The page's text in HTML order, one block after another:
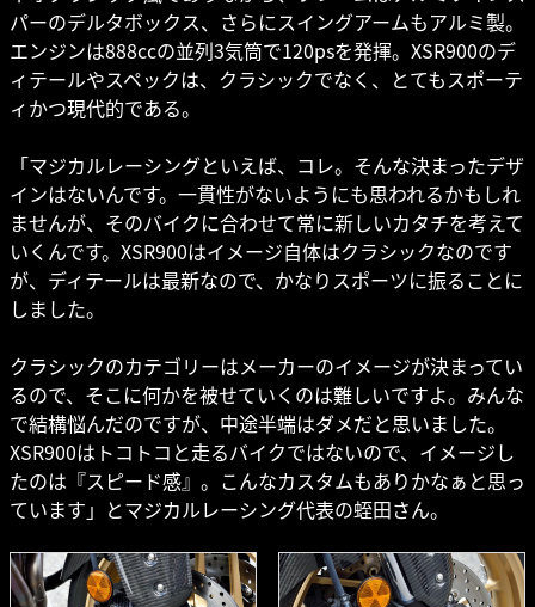
パーのデルタボックス、さらにスイングアームもアルミ製。
エンジンは888ccの並列3気筒で120psを発揮。XSR900のデ
ィテールやスペックは、クラシックでなく、とてもスポーテ
ィかつ現代的である。
「マジカルレーシングといえば、コレ。そんな決まったデザ
インはないんです。一貫性がないようにも思われるかもしれ
ませんが、そのバイクに合わせて常に新しいカタチを考えて
いくんです。XSR900はイメージ自体はクラシックなのです
が、ディテールは最新なので、かなりスポーツに振ることに
しました。
クラシックのカテゴリーはメーカーのイメージが決まってい
るので、そこに何かを被せていくのは難しいですよ。みんな
で結構悩んだのですが、中途半端はダメだと思いました。
XSR900はトコトコと走るバイクではないので、イメージし
たのは『スピード感』。こんなカスタムもありかなぁと思っ
ています」とマジカルレーシング代表の蛭田さん。